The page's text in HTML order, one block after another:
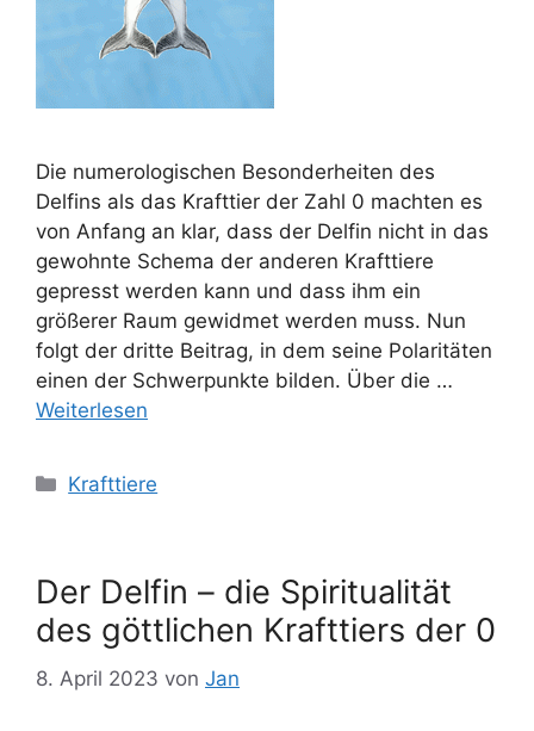
Die numerologischen Besonderheiten des
Delfins als das Krafttier der Zahl 0 machten es
von Anfang an klar, dass der Delfin nicht in das
gewohnte Schema der anderen Krafttiere
gepresst werden kann und dass ihm ein
größerer Raum gewidmet werden muss. Nun
folgt der dritte Beitrag, in dem seine Polaritäten
einen der Schwerpunkte bilden. Über die …
Weiterlesen
Kategorien
Krafttiere
Der Delfin – die Spiritualität
des göttlichen Krafttiers der 0
8. April 2023 von Jan